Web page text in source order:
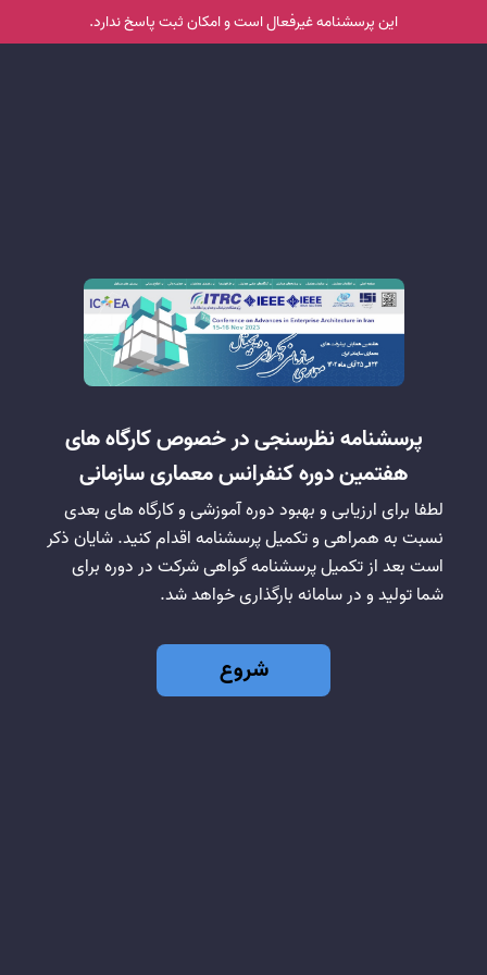
این پرسشنامه غیر‌فعال است و امکان ثبت پاسخ ندارد.
پرسشنامه نظرسنجی در خصوص کارگاه های
هفتمین دوره کنفرانس معماری سازمانی
لطفا برای ارزیابی و بهبود دوره آموزشی و کارگاه های بعدی
نسبت به همراهی و تکمیل پرسشنامه اقدام کنید. شایان ذکر
است بعد از تکمیل پرسشنامه گواهی شرکت در دوره برای
شما تولید و در سامانه بارگذاری خواهد شد.
شروع